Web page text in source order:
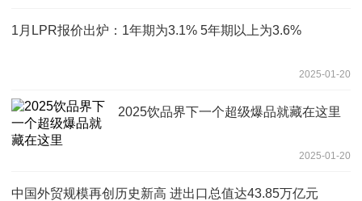
1月LPR报价出炉：1年期为3.1% 5年期以上为3.6%
2025-01-20
2025饮品界下一个超级爆品就藏在这里
2025-01-20
中国外贸规模再创历史新高 进出口总值达43.85万亿元